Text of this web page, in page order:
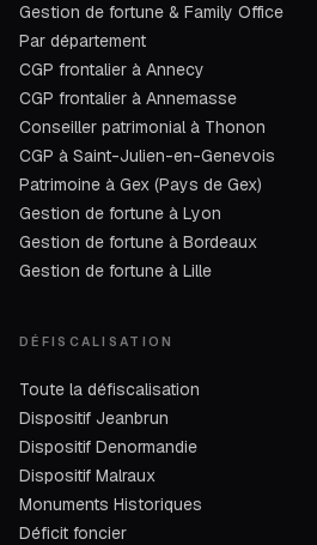
Gestion de fortune & Family Office
Par département
CGP frontalier à Annecy
CGP frontalier à Annemasse
Conseiller patrimonial à Thonon
CGP à Saint-Julien-en-Genevois
Patrimoine à Gex (Pays de Gex)
Gestion de fortune à Lyon
Gestion de fortune à Bordeaux
Gestion de fortune à Lille
DÉFISCALISATION
Toute la défiscalisation
Dispositif Jeanbrun
Dispositif Denormandie
Dispositif Malraux
Monuments Historiques
Déficit foncier